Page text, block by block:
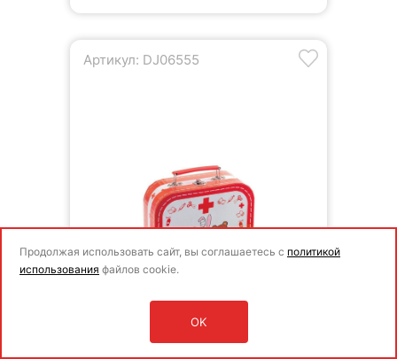
Артикул: DJ06555
Оставить заявку
Продолжая использовать сайт, вы соглашаетесь с политикой
использования файлов cookie.
OK